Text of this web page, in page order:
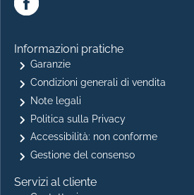
Informazioni pratiche
Garanzie
Condizioni generali di vendita
Note legali
Politica sulla Privacy
Accessibilità: non conforme
Gestione del consenso
Servizi al cliente